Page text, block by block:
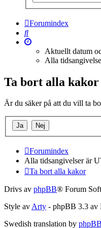
Forumindex
Sök
Aktuellt datum
Alla
Ta bort alla kakor
Är du säker på att du vill ta
Forumindex
Alla tidsangivelser är
Ta bort alla kakor
Drivs av phpBB® Forum
Style av Arty - phpBB 3.3 av
Swedish translation by